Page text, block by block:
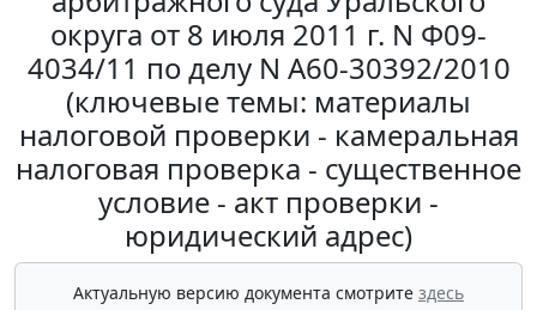
округа от 8 июля 2011 г. N Ф09-
4034/11 по делу N А60-30392/2010
(ключевые темы: материалы
налоговой проверки - камеральная
налоговая проверка - существенное
условие - акт проверки -
юридический адрес)
Актуальную версию документа смотрите здесь